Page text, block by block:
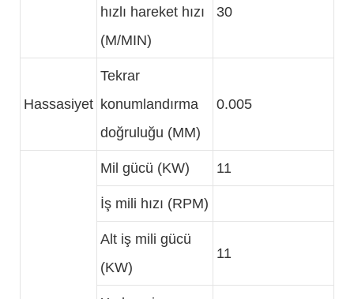
hızlı hareket hızı
(M/MIN)
30
Hassasiyet
Tekrar
konumlandırma
doğruluğu (MM)
0.005
Mil gücü (KW) 11
İş mili hızı (RPM)
Alt iş mili gücü
(KW)
11